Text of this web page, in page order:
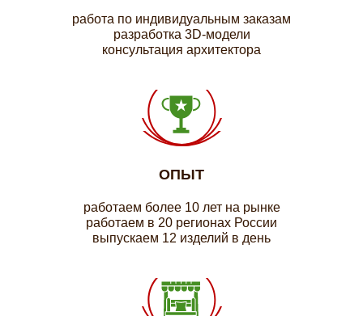
работа по индивидуальным заказам
разработка 3D-модели
консультация архитектора
ОПЫТ
работаем более 10 лет на рынке
работаем в 20 регионах России
выпускаем 12 изделий в день